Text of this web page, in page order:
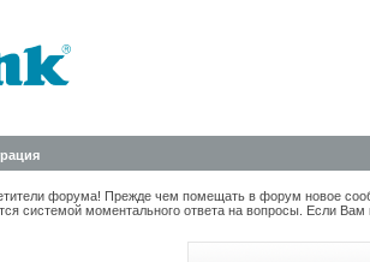
форума! Прежде чем помещать в форум новое
системой моментального ответа на вопросы. Если